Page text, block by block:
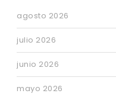
agosto 2026
julio 2026
junio 2026
mayo 2026